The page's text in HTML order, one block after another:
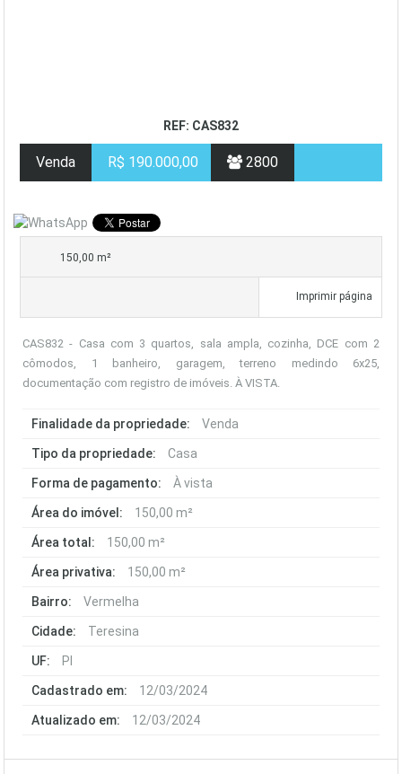
REF: CAS832
Venda R$ 190.000,00 2800
150,00 m²
Imprimir página
CAS832 - Casa com 3 quartos, sala ampla, cozinha, DCE com 2
cômodos, 1 banheiro, garagem, terreno medindo 6x25,
documentação com registro de imóveis. À VISTA.
Finalidade da propriedade: Venda
Tipo da propriedade: Casa
Forma de pagamento: À vista
Área do imóvel: 150,00 m²
Área total: 150,00 m²
Área privativa: 150,00 m²
Bairro: Vermelha
Cidade: Teresina
UF: PI
Cadastrado em: 12/03/2024
Atualizado em: 12/03/2024